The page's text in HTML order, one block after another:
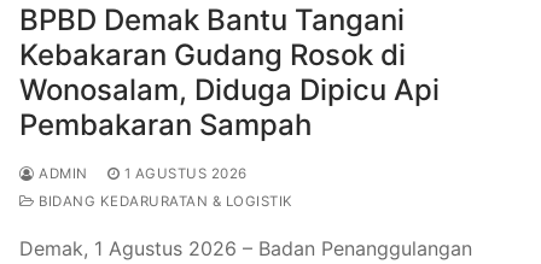
BPBD Demak Bantu Tangani
Kebakaran Gudang Rosok di
Wonosalam, Diduga Dipicu Api
Pembakaran Sampah
ADMIN
1 AGUSTUS 2026
BIDANG KEDARURATAN & LOGISTIK
Demak, 1 Agustus 2026 – Badan Penanggulangan